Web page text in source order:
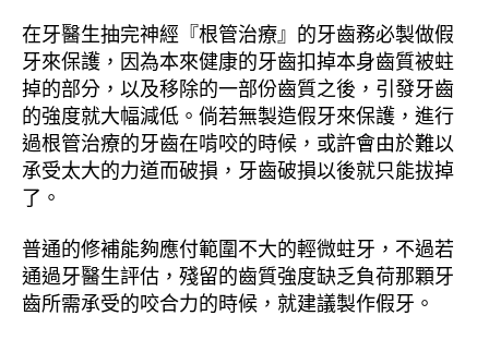
者
佈
日
期
在牙醫生抽完神經『根管治療』的牙齒務必製做假
牙來保護，因為本來健康的牙齒扣掉本身齒質被蛀
掉的部分，以及移除的一部份齒質之後，引發牙齒
的強度就大幅減低。倘若無製造假牙來保護，進行
過根管治療的牙齒在啃咬的時候，或許會由於難以
承受太大的力道而破損，牙齒破損以後就只能拔掉
了。
普通的修補能夠應付範圍不大的輕微蛀牙，不過若
通過牙醫生評估，殘留的齒質強度缺乏負荷那顆牙
齒所需承受的咬合力的時候，就建議製作假牙。